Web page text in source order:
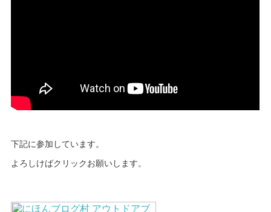
下記に参加しています。
よろしけばクリックお願いします。